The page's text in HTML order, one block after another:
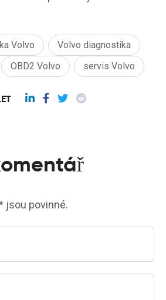
Volvo
Volvo diagnostika
OBD2 Volvo servis Volvo
jsou povinné.